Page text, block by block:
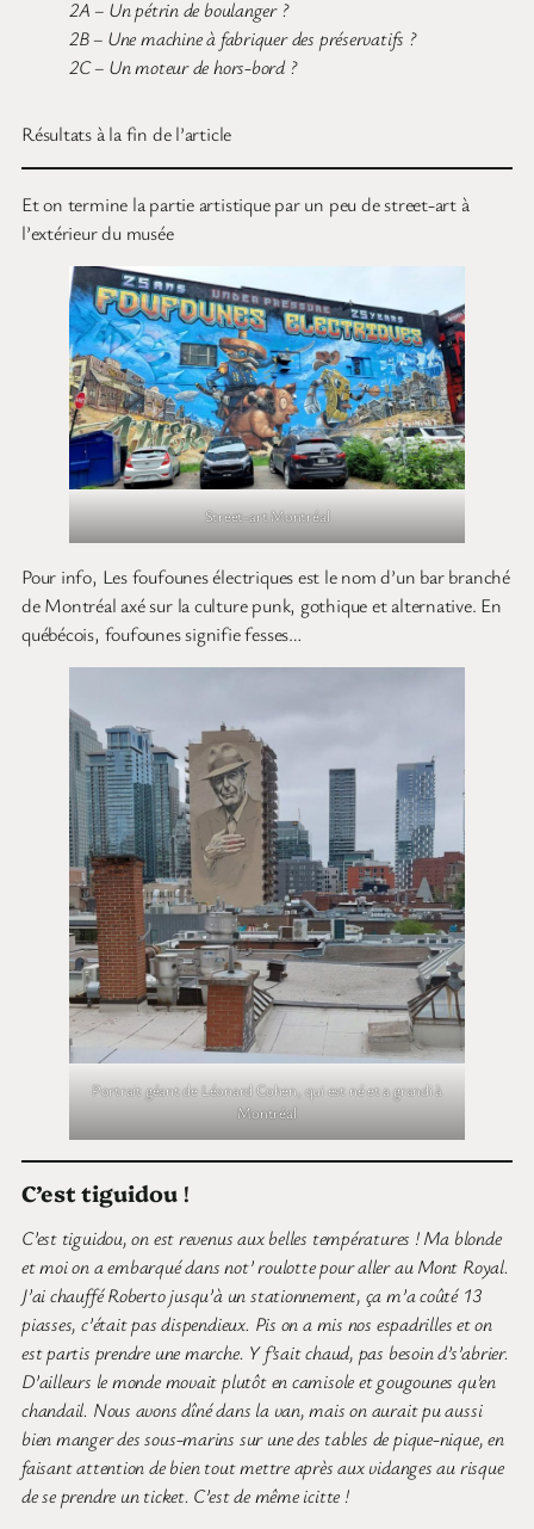
2A – Un pétrin de boulanger ?
2B – Une machine à fabriquer des préservatifs ?
2C – Un moteur de hors-bord ?
Résultats à la fin de l’article
Et on termine la partie artistique par un peu de street-art à
l’extérieur du musée
Street-art Montréal
Pour info, Les foufounes électriques est le nom d’un bar branché
de Montréal axé sur la culture punk, gothique et alternative. En
québécois, foufounes signifie fesses…
Portrait géant de Léonard Cohen, qui est né et a grandi à
Montréal
C’est tiguidou!
C’est tiguidou, on est revenus aux belles températures ! Ma blonde
et moi on a embarqué dans not’ roulotte pour aller au Mont Royal.
J’ai chauffé Roberto jusqu’à un stationnement, ça m’a coûté 13
piasses, c’était pas dispendieux. Pis on a mis nos espadrilles et on
est partis prendre une marche. Y f’sait chaud, pas besoin d’s’abrier.
D’ailleurs le monde movait plutôt en camisole et gougounes qu’en
chandail. Nous avons dîné dans la van, mais on aurait pu aussi
bien manger des sous-marins sur une des tables de pique-nique, en
faisant attention de bien tout mettre après aux vidanges au risque
de se prendre un ticket. C’est de même icitte !